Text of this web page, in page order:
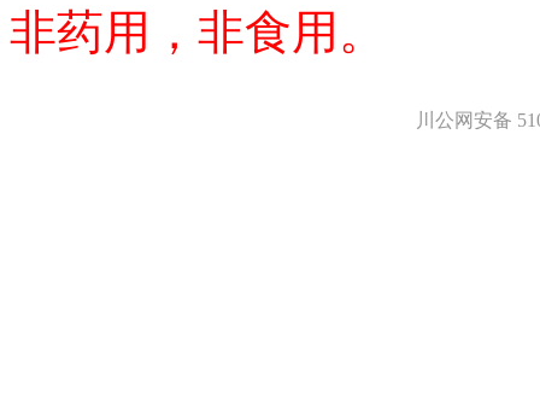
碳水化合物
抗生素
生物缓冲液
非药用，非食用。
川公网安备